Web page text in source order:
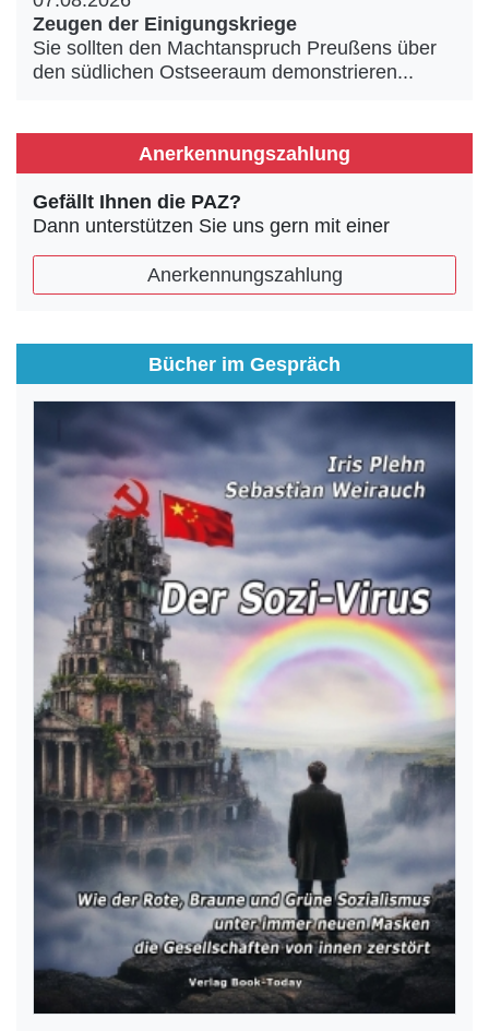
Zeugen der Einigungskriege
Sie sollten den Machtanspruch Preußens über
den südlichen Ostseeraum demonstrieren...
Anerkennungszahlung
Gefällt Ihnen die PAZ?
Dann unterstützen Sie uns gern mit einer
Anerkennungszahlung
Bücher im Gespräch